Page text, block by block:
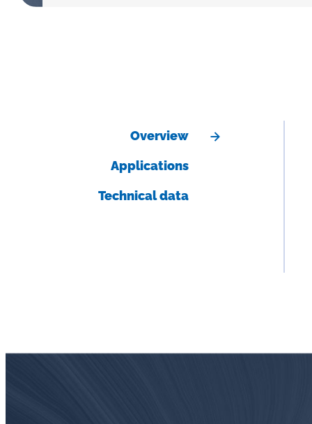
Overview
Applications
Technical data